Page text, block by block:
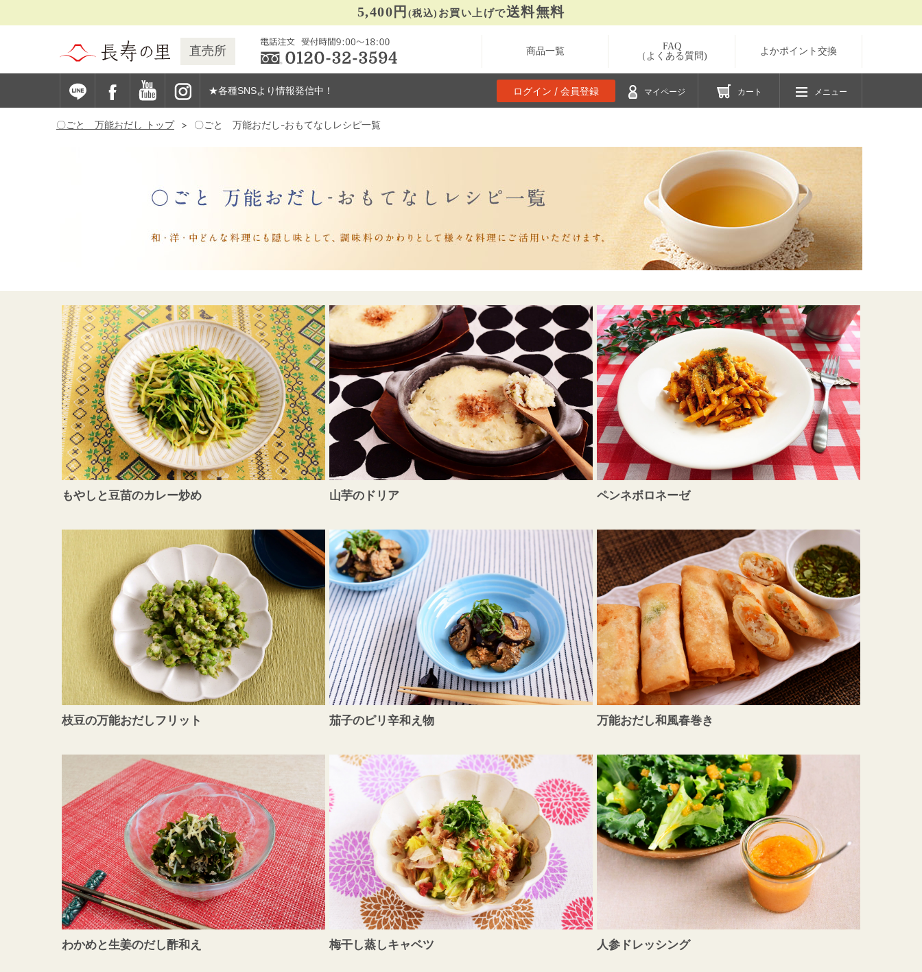
5,400円 (税込) お買い上げで送料無料
直売所 商品一覧
FAQ
（よくある質問)
よかポイント交換
★各種SNSより情報発信中！ ログイン / 会員登録 マイページ カート メニュー
〇ごと 万能おだし トップ 〇ごと 万能おだし-おもてなしレシピ一覧
もやしと豆苗のカレー炒め 山芋のドリア ペンネボロネーゼ
枝豆の万能おだしフリット 茄子のピリ辛和え物 万能おだし和風春巻き
わかめと生姜のだし酢和え 梅干し蒸しキャベツ 人参ドレッシング